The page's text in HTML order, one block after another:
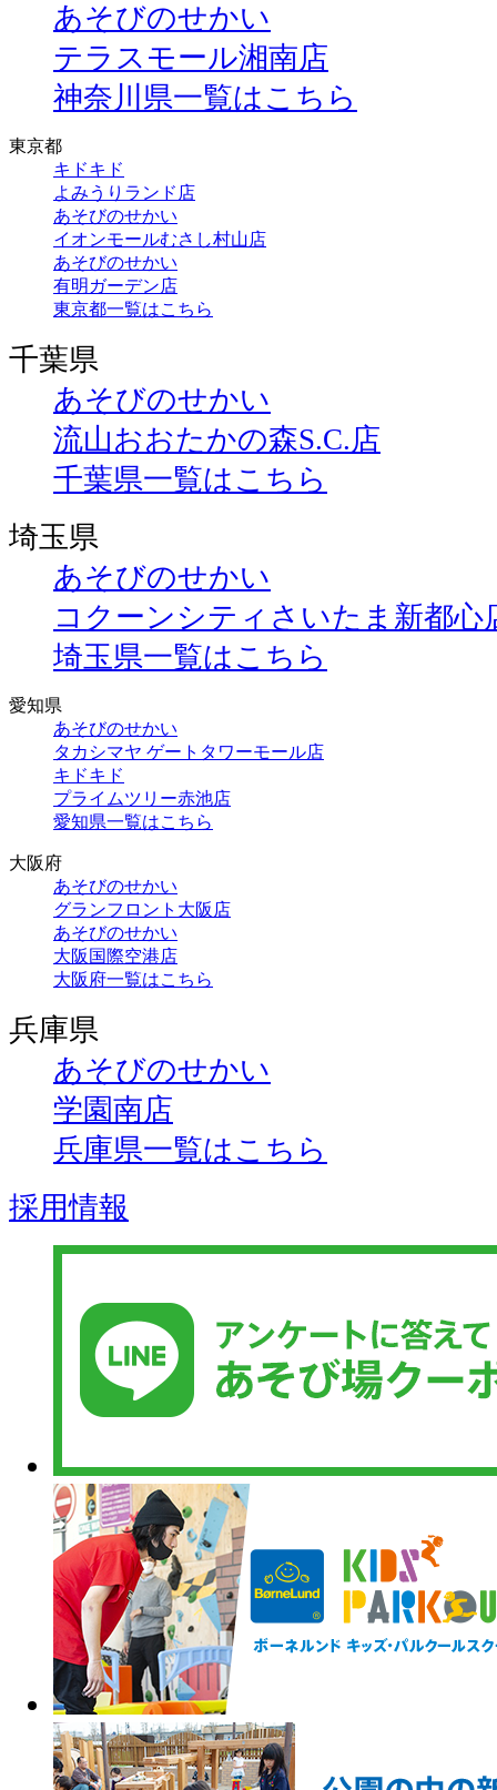
あそびのせかい
テラスモール湘南店
神奈川県一覧はこちら
東京都
キドキド
よみうりランド店
あそびのせかい
イオンモールむさし村山店
あそびのせかい
有明ガーデン店
東京都一覧はこちら
千葉県
あそびのせかい
流山おおたかの森S.C.店
千葉県一覧はこちら
埼玉県
あそびのせかい
コクーンシティさいたま新都心
埼玉県一覧はこちら
愛知県
あそびのせかい
タカシマヤ ゲートタワーモール店
キドキド
プライムツリー赤池店
愛知県一覧はこちら
大阪府
あそびのせかい
グランフロント大阪店
あそびのせかい
大阪国際空港店
大阪府一覧はこちら
兵庫県
あそびのせかい
学園南店
兵庫県一覧はこちら
採用情報